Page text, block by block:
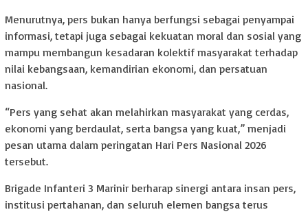
Menurutnya, pers bukan hanya berfungsi sebagai penyampai
informasi, tetapi juga sebagai kekuatan moral dan sosial yang
mampu membangun kesadaran kolektif masyarakat terhadap
nilai kebangsaan, kemandirian ekonomi, dan persatuan
nasional.
“Pers yang sehat akan melahirkan masyarakat yang cerdas,
ekonomi yang berdaulat, serta bangsa yang kuat,” menjadi
pesan utama dalam peringatan Hari Pers Nasional 2026
tersebut.
Brigade Infanteri 3 Marinir berharap sinergi antara insan pers,
institusi pertahanan, dan seluruh elemen bangsa terus